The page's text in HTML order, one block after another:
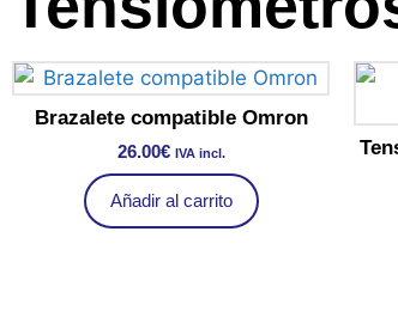
Brazalete compatible Omron
26.00€ IVA incl.
Añadir al carrito